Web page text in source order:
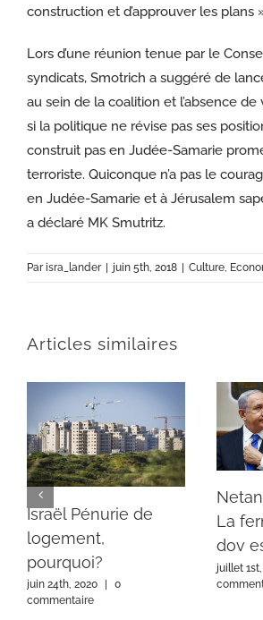
construction et d’approuver les plans
Lors d’une réunion tenue par le
syndicats, Smotrich a suggéré de
au sein de la coalition et l’absence
si la politique ne révise pas ses
construit pas en Judée-Samarie
terroriste. Quiconque n’a pas le
en Judée-Samarie et à Jérusalem
a déclaré MK Smutritz.
Parisra_lander | juin 5th, 2018 | Culture
Articles similaires
Israël Pénurie de
logement,
pourquoi?
juin 24th, 2020
0
commentaire
La
dov
juillet 1st,